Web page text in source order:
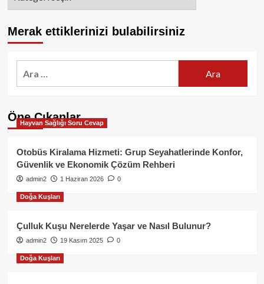
Merak ettiklerinizi bulabilirsiniz
Öne Çıkanlar
Hayvan Sağlığı Soru Cevap
Otobüs Kiralama Hizmeti: Grup Seyahatlerinde Konfor,
Güvenlik ve Ekonomik Çözüm Rehberi
admin2 1 Haziran 2026 0
Doğa Kuşları
Çulluk Kuşu Nerelerde Yaşar ve Nasıl Bulunur?
admin2 19 Kasım 2025 0
Doğa Kuşları